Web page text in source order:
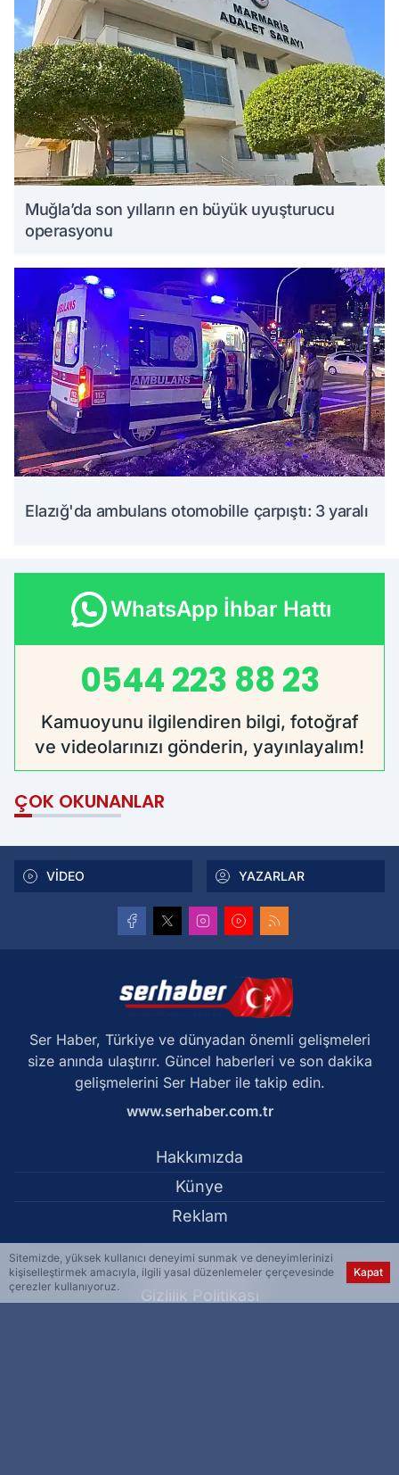
Muğla’da son yılların en büyük uyuşturucu
operasyonu
Elazığ'da ambulans otomobille çarpıştı: 3 yaralı
WhatsApp İhbar Hattı
0544 223 88 23
Kamuoyunu ilgilendiren bilgi, fotoğraf
ve videolarınızı gönderin, yayınlayalım!
ÇOK OKUNANLAR
VİDEO YAZARLAR
Ser Haber, Türkiye ve dünyadan önemli gelişmeleri
size anında ulaştırır. Güncel haberleri ve son dakika
gelişmelerini Ser Haber ile takip edin.
www.serhaber.com.tr
Hakkımızda
Künye
Reklam
Kullanım Koşulları
Gizlilik Politikası
Sitemizde, yüksek kullanıcı deneyimi sunmak ve deneyimlerinizi
kişiselleştirmek amacıyla, ilgili yasal düzenlemeler çerçevesinde
çerezler kullanıyoruz.
Kapat